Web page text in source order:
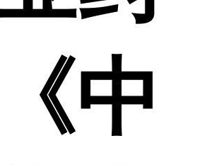
中